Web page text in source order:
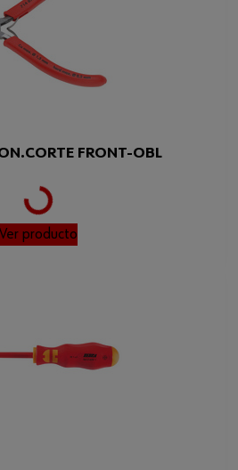
FRONT-OBL
Loading...
Ver producto